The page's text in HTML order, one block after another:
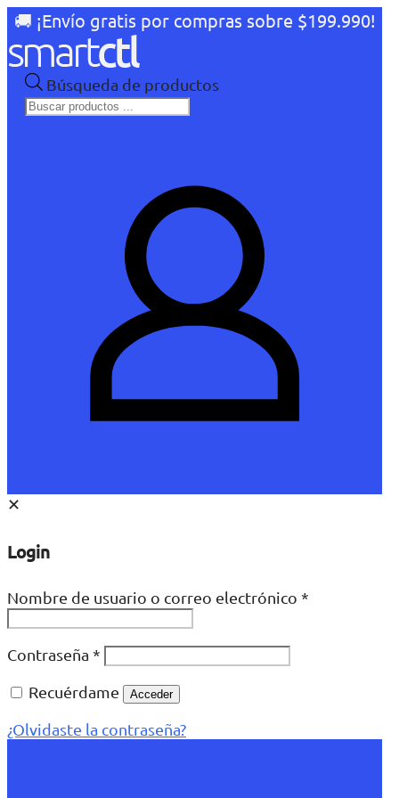
🚚 ¡Envío gratis por compras sobre $199.990!
Búsqueda de productos
✕
Login
Nombre de usuario o correo electrónico *
Contraseña *
Recuérdame
Acceder
¿Olvidaste la contraseña?